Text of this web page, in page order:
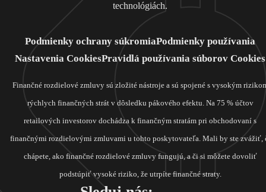
technológiách.
Podmienky ochrany súkromiaPodmienky používania
Nastavenia CookiesPravidlá používania súborov Cookies
Finančné rozdielové zmluvy sú zložité nástroje a sú spojené s vysokým
rýchlych finančných strát v dôsledku pákového efektu. Na 75 % účtov
retailových investorov dochádza k finančným stratám pri obchodovaní s
finančnými rozdielovými zmluvami u tohto poskytovateľa. Mali by ste zvážiť,
chápete, ako finančné rozdielové zmluvy fungujú, a či si môžete dovoliť
podstúpiť vysoké riziko, že utrpíte finančné straty.